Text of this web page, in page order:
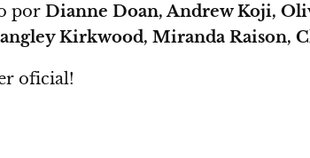
por Dianne Doan, Andrew Koji,
Kirkwood, Miranda Raison,
oficial!